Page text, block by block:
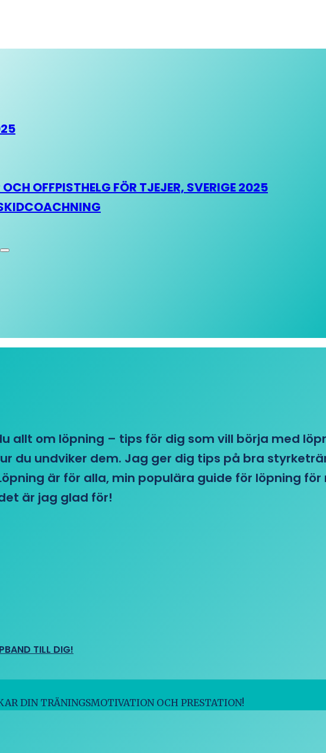
OFFPISTHELG FÖR TJEJER, SVERIGE 2025
allt om löpning – tips för dig som vill börja med
du undviker dem. Jag ger dig tips på bra
är för alla, min populära guide för löpning
är jag glad för!
TILL DIG!
DIN TRÄNINGSMOTIVATION OCH PRESTATION!